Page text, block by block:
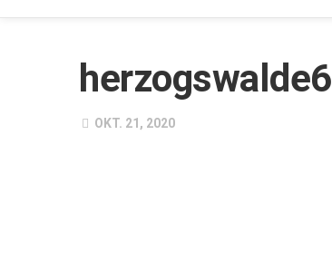
herzogswalde6
OKT. 21, 2020